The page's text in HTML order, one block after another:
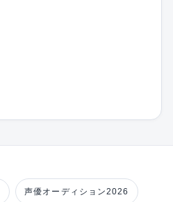
声優オーディション2026